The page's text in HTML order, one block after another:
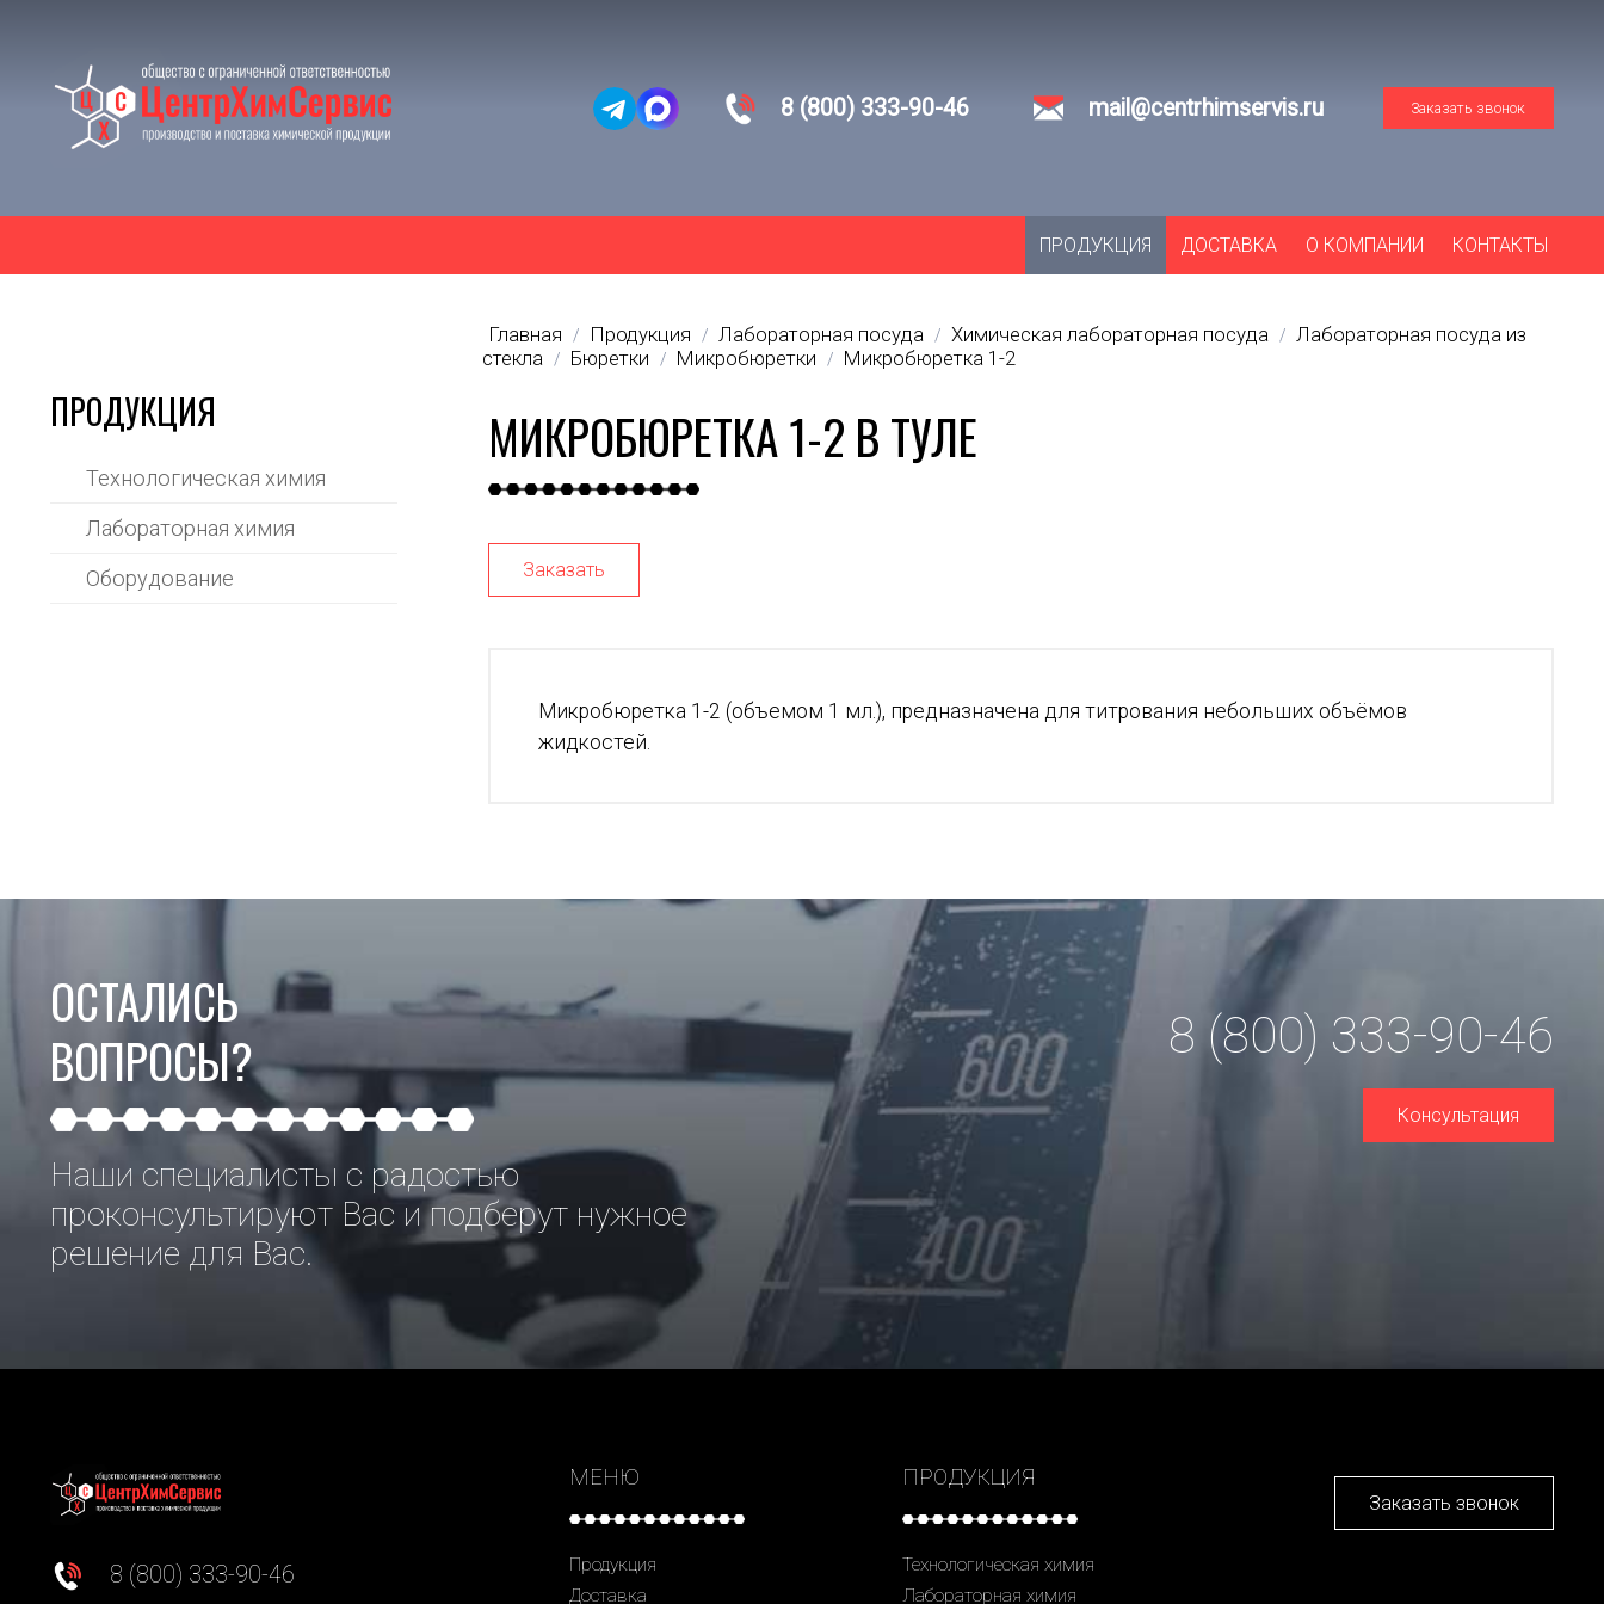
8 (800) 333-90-46 mail@centrhimservis.ru Заказать звонок
ПРОДУКЦИЯ ДОСТАВКА О КОМПАНИИ КОНТАКТЫ
ПРОДУКЦИЯ
Технологическая химия
Лабораторная химия
Оборудование
Главная / Продукция / Лабораторная посуда / Химическая лабораторная посуда / Лабораторная посуда из
стекла
/ Бюретки / Микробюретки / Микробюретка 1-2
МИКРОБЮРЕТКА 1-2 В ТУЛЕ
Заказать
Микробюретка 1-2 (объемом 1 мл.), предназначена для титрования небольших объёмов
жидкостей.
ОСТАЛИСЬ
ВОПРОСЫ?
Наши специалисты с радостью
проконсультируют Вас и подберут нужное
решение для Вас.
8 (800) 333-90-46
Консультация
8 (800) 333-90-46
МЕНЮ
Продукция
Доставка
ПРОДУКЦИЯ
Технологическая химия
Лабораторная химия
Заказать звонок